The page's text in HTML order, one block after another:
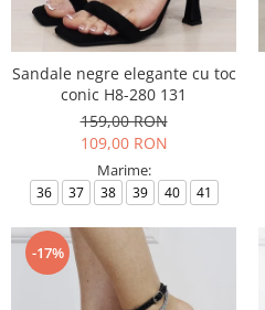
Incaltamine primavara-vara piele
Imbracaminte
Camasi si topuri
Blugi si pantaloni
Pulovere si cardigane
Rochii
Incaltaminte toamna-iarna piele
Sandale negre elegante cu toc
conic H8-280 131
159,00 RON
109,00 RON
Marime:
36 37 38 39 40 41
-17%